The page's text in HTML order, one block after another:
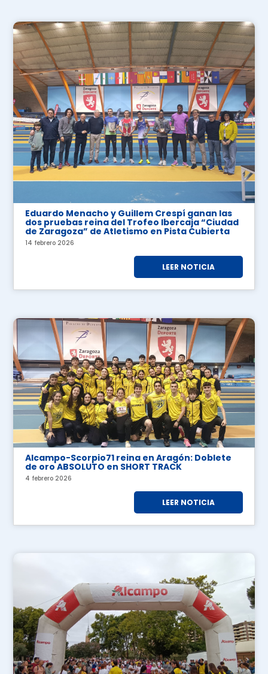
Eduardo Menacho y Guillem Crespí ganan las
dos pruebas reina del Trofeo Ibercaja “Ciudad
de Zaragoza” de Atletismo en Pista Cubierta
14 febrero 2026
LEER NOTICIA
Alcampo-Scorpio71 reina en Aragón: Doblete
de oro ABSOLUTO en SHORT TRACK
4 febrero 2026
LEER NOTICIA